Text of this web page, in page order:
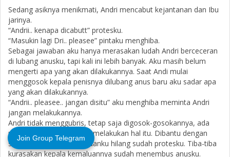
Sedang asiknya menikmati, Andri mencabut kejantanan dan Ibu
jarinya.
“Andrii.. kenapa dicabutt” protesku.
“Masukin lagi Dri.. pleasee” pintaku menghiba.
Sebagai jawaban aku hanya merasakan ludah Andri berceceran
di lubang anusku, tapi kali ini lebih banyak. Aku masih belum
mengerti apa yang akan dilakukannya. Saat Andi mulai
menggosok kepala penisnya dilubang anus baru aku sadar apa
yang akan dilakukannya.
“Andrii.. pleasee.. jangan disitu” aku menghiba meminta Andri
jangan melakukannya.
Andri tidak menggubris, tetap saja digosok-gosokannya, ada
rasa geli-geli enak kala ia melakukan hal itu. Dibantu dengan
sodokan jarinya dikemaluanku hilang sudah protesku. Tiba-tiba
kurasakan kepala kemaluannya sudah menembus anusku.
Join Group Telegram